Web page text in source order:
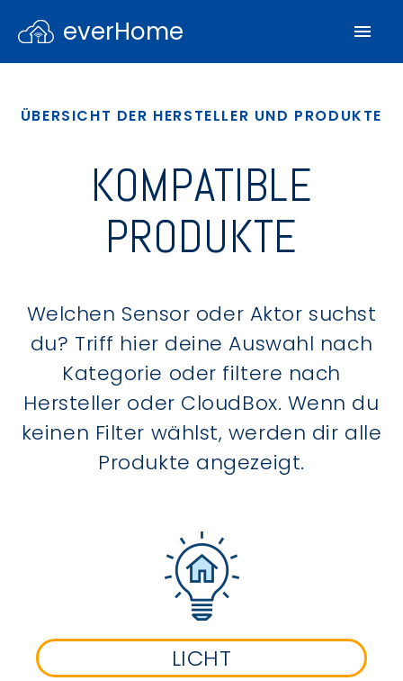
everHome
ÜBERSICHT DER HERSTELLER UND PRODUKTE
KOMPATIBLE
PRODUKTE
Welchen Sensor oder Aktor suchst
du? Triff hier deine Auswahl nach
Kategorie oder filtere nach
Hersteller oder CloudBox. Wenn du
keinen Filter wählst, werden dir alle
Produkte angezeigt.
LICHT